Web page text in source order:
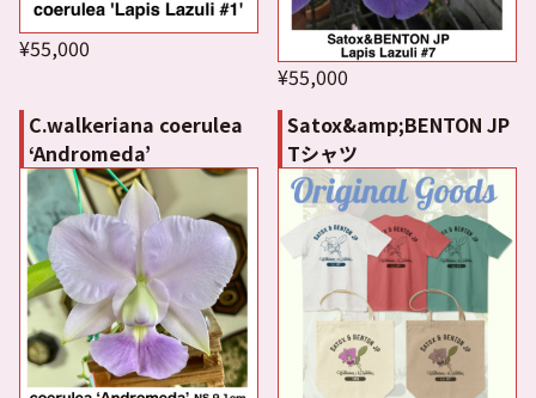
¥55,000
¥55,000
C.walkeriana coerulea
‘Andromeda’
Satox&amp;BENTON JP
Tシャツ